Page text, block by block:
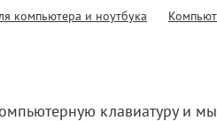
компьютера и ноутбука
клавиатуру и